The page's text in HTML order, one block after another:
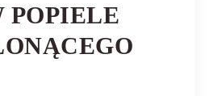
POPIELE